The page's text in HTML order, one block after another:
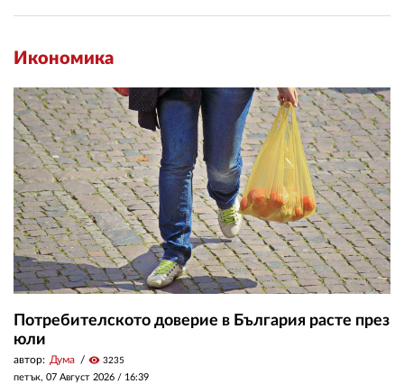
Икономика
Потребителското доверие в България расте през
юли
автор: Дума visibility 3235
петък, 07 Август 2026 / 16:39